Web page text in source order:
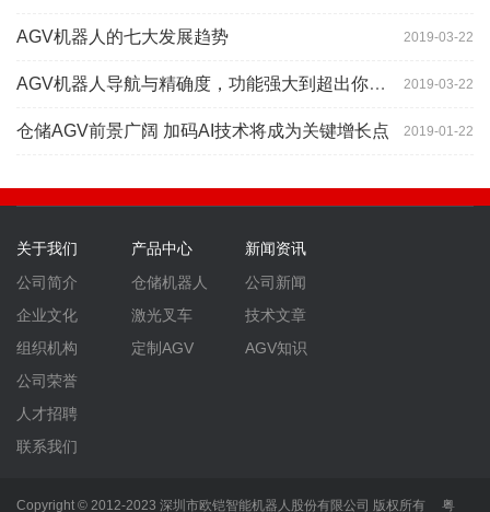
2019-03-22
AGV机器人的七大发展趋势
2019-03-22
AGV机器人导航与精确度，功能强大到超出你想象
2019-01-22
仓储AGV前景广阔 加码AI技术将成为关键增长点
关于我们
公司简介
企业文化
组织机构
公司荣誉
人才招聘
联系我们
产品中心
仓储机器人
激光叉车
定制AGV
新闻资讯
公司新闻
技术文章
AGV知识
Copyright © 2012-2023 深圳市欧铠智能机器人股份有限公司 版权所有
粤